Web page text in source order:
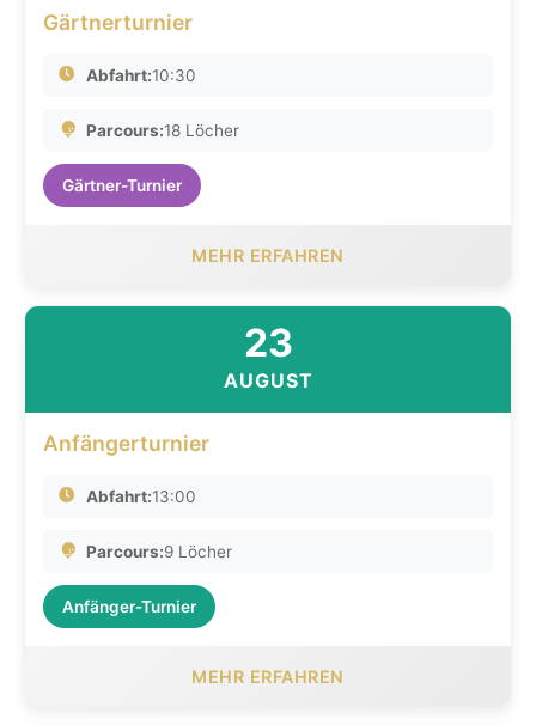
Gärtnerturnier
Abfahrt:10:30
Parcours:18 Löcher
Gärtner-Turnier
MEHR ERFAHREN
23
AUGUST
Anfängerturnier
Abfahrt:13:00
Parcours:9 Löcher
Anfänger-Turnier
MEHR ERFAHREN